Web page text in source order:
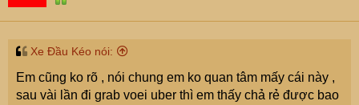
Xe Đầu Kéo nói:
Em cũng ko rõ , nói chung em ko quan tâm mấy cái này ,
sau vài lần đi grab voei uber thì em thấy chả rẻ được bao